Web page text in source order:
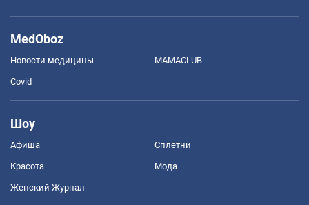
MedOboz
Новости медицины MAMACLUB
Covid
Шоу
Афиша Сплетни
Красота Мода
Женский Журнал